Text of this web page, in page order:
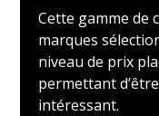
Cette gamme
marques
niveau de prix
permettant
intéressant.